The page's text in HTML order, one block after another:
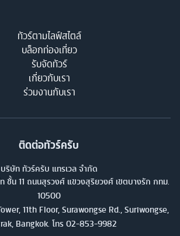
ทัวร์ตามไลฟ์สไตล์
บล็อกท่องเที่ยว
รับจัดทัวร์
เกี่ยวกับเรา
ร่วมงานกับเรา
ติดต่อทัวร์ครับ
บริษัท ทัวร์ครับ แทรเวล จำกัด
ชั้น 11 ถนนสุรวงศ์ แขวงสุริยวงศ์ เขตบางรัก กทม.
10500
11th Floor, Surawongse Rd., Suriwongse,
Bangkok. โทร 02-853-9982